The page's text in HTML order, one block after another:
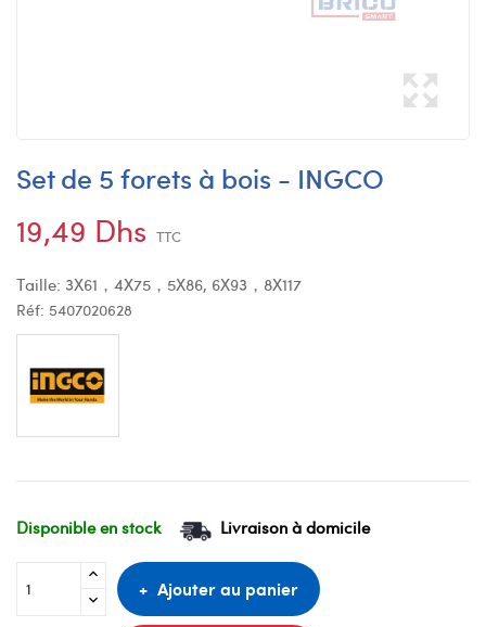
Set de 5 forets à bois - INGCO
19,49 Dhs TTC
Taille: 3X61，4X75，5X86, 6X93，8X117
Réf: 5407020628
Disponible en stock Livraison à domicile
Ajouter au panier